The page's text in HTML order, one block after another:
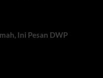
Ini Pesan DWP